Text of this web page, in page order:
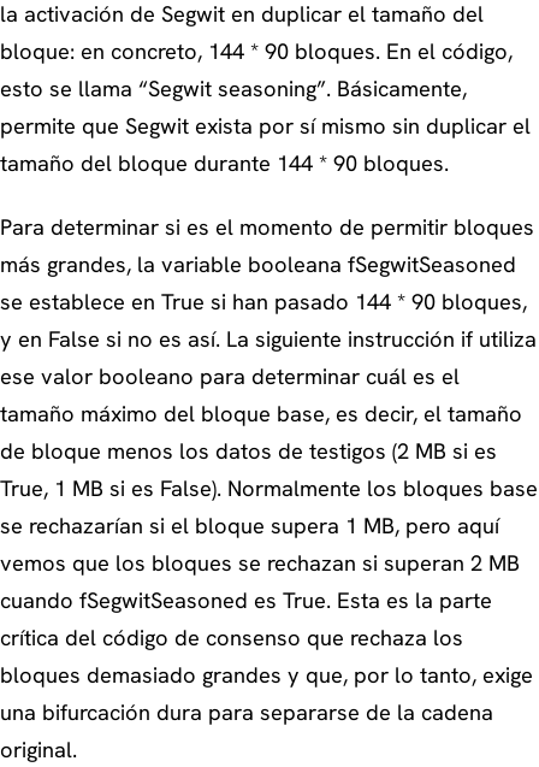
la activación de Segwit en duplicar el tamaño del
bloque: en concreto, 144 * 90 bloques. En el código,
esto se llama “Segwit seasoning”. Básicamente,
permite que Segwit exista por sí mismo sin duplicar el
tamaño del bloque durante 144 * 90 bloques.
Para determinar si es el momento de permitir bloques
más grandes, la variable booleana fSegwitSeasoned
se establece en True si han pasado 144 * 90 bloques,
y en False si no es así. La siguiente instrucción if utiliza
ese valor booleano para determinar cuál es el
tamaño máximo del bloque base, es decir, el tamaño
de bloque menos los datos de testigos (2 MB si es
True, 1 MB si es False). Normalmente los bloques base
se rechazarían si el bloque supera 1 MB, pero aquí
vemos que los bloques se rechazan si superan 2 MB
cuando fSegwitSeasoned es True. Esta es la parte
crítica del código de consenso que rechaza los
bloques demasiado grandes y que, por lo tanto, exige
una bifurcación dura para separarse de la cadena
original.